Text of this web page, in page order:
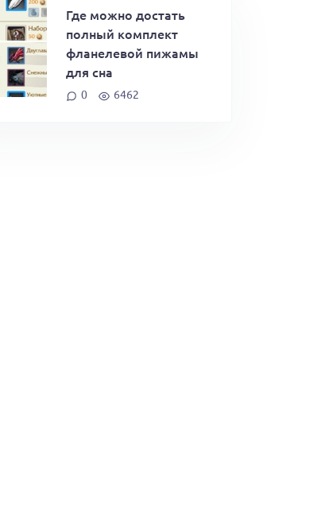
Где можно достать
полный комплект
фланелевой пижамы
для сна
0 6462